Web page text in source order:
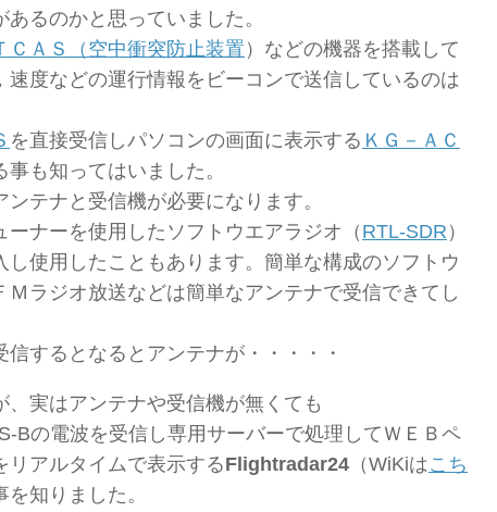
るのかと思っていました。
ＣＡＳ（空中衝突防止装置）などの機器を搭載して
速度などの運行情報をビーコンで送信しているのは
を直接受信しパソコンの画面に表示する ＫＧ－ＡＣ
も知ってはいました。
テナと受信機が必要になります。
ーナーを使用したソフトウエアラジオ（ RTL-SDR ）
し使用したこともあります。簡単な構成のソフトウ
Ｍラジオ放送などは簡単なアンテナで受信できてし
するとなるとアンテナが・・・・・
実はアンテナや受信機が無くても
Bの電波を受信し専用サーバーで処理してＷＥＢペ
リアルタイムで表示するFlightradar24 （WiKiはこち
知りました。